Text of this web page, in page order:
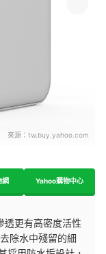
來源： tw.buy.yahoo.com
網 Yahoo購物中心
透更有高密度活性
除水中殘留的細